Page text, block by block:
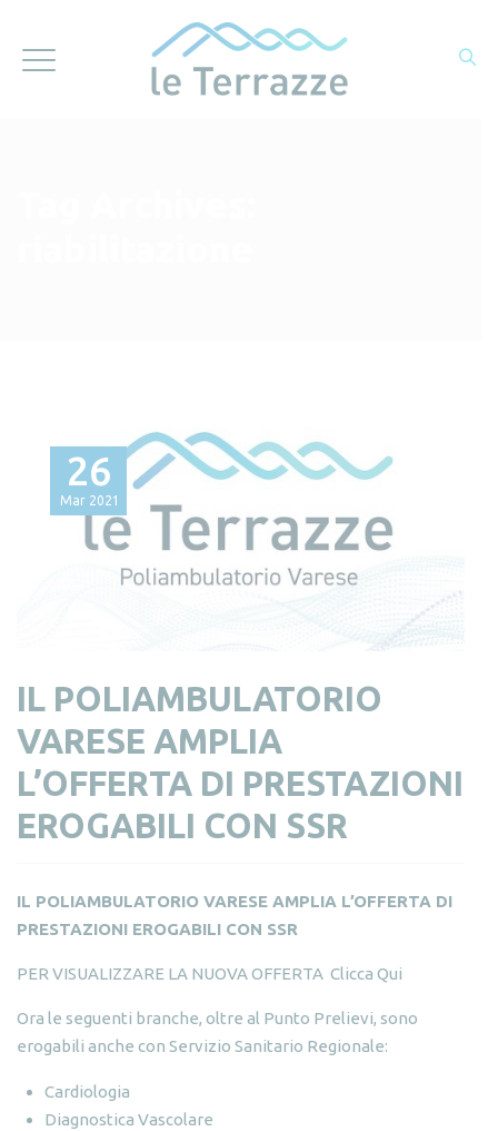
26
Mar 2021
IL POLIAMBULATORIO
VARESE AMPLIA
L’OFFERTA DI PRESTAZIONI
EROGABILI CON SSR
IL POLIAMBULATORIO VARESE AMPLIA L’OFFERTA DI
PRESTAZIONI EROGABILI CON SSR
PER VISUALIZZARE LA NUOVA OFFERTA Clicca Qui
Ora le seguenti branche, oltre al Punto Prelievi, sono
erogabili anche con Servizio Sanitario Regionale:
Cardiologia
Diagnostica Vascolare